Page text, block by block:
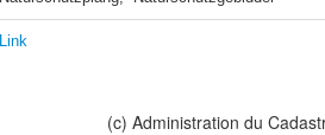
Link
(c) Administration du